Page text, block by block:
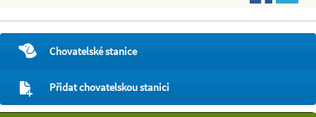
Chovatelské stanice
Přidat chovatelskou stanici